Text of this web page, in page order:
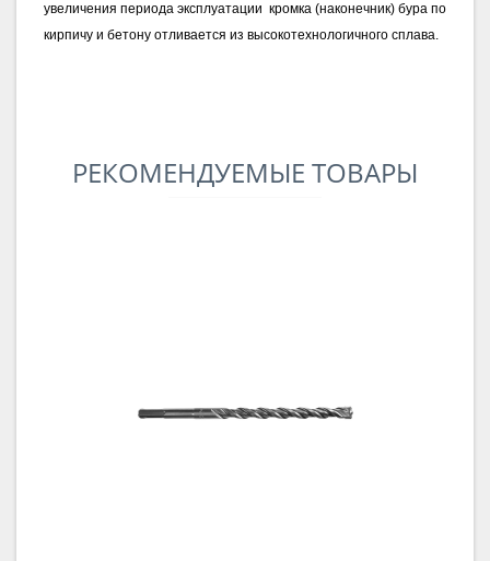
увеличения периода эксплуатации кромка (наконечник) бура по
кирпичу и бетону отливается из высокотехнологичного сплава.
РЕКОМЕНДУЕМЫЕ ТОВАРЫ